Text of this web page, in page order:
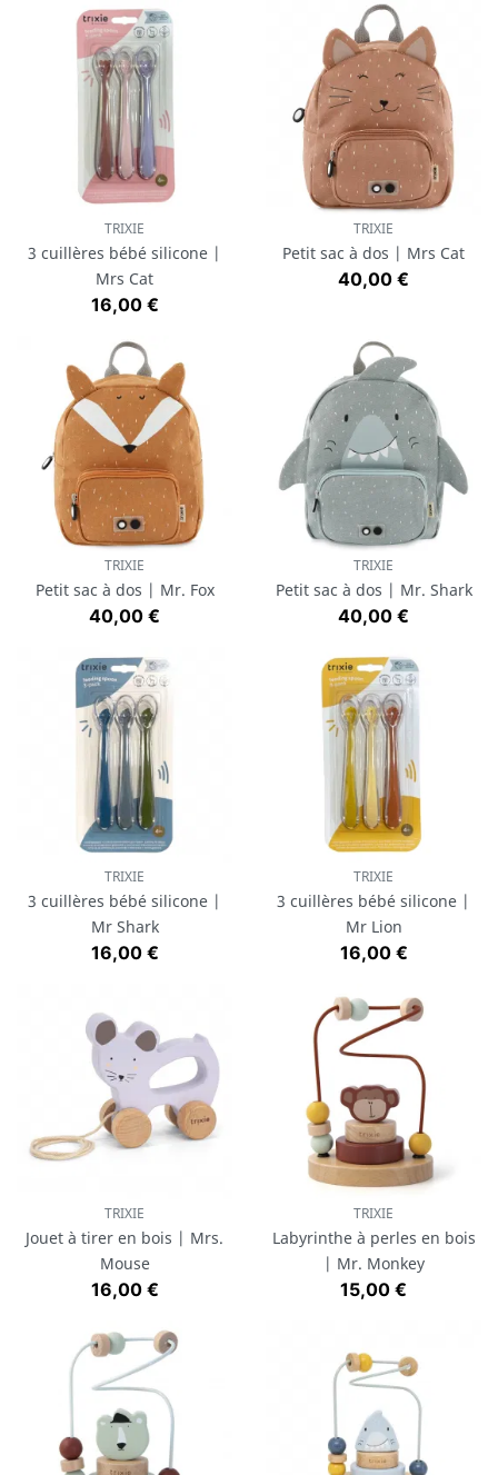
TRIXIE
3 cuillères bébé silicone |
Mrs Cat
Prix
16,00 €
TRIXIE
Petit sac à dos | Mrs Cat
Prix
40,00 €
TRIXIE
Petit sac à dos | Mr. Fox
Prix
40,00 €
TRIXIE
Petit sac à dos | Mr. Shark
Prix
40,00 €
TRIXIE
3 cuillères bébé silicone |
Mr Shark
Prix
16,00 €
TRIXIE
3 cuillères bébé silicone |
Mr Lion
Prix
16,00 €
TRIXIE
Jouet à tirer en bois | Mrs.
Mouse
Prix
16,00 €
TRIXIE
Labyrinthe à perles en bois
| Mr. Monkey
Prix
15,00 €